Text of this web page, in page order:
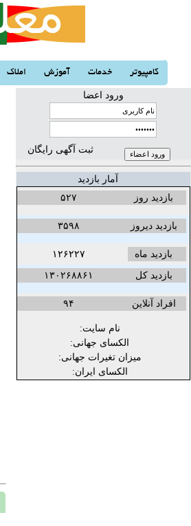
کامپیوتر خدمات آموزش املاک
ورود اعضا
ثبت آگهی رایگان
آمار بازدید
بازدید روز
۵۲۷
بازدید دیروز ۳۵۹۸
بازدید ماه ۱۲۶۲۲۷
بازدید کل ۱۳۰۲۶۸۸۶۱
افراد آنلاین ۹۴
نام سایت:
الکسای جهانی:
میزان تغیرات جهانی:
الکسای ایران: